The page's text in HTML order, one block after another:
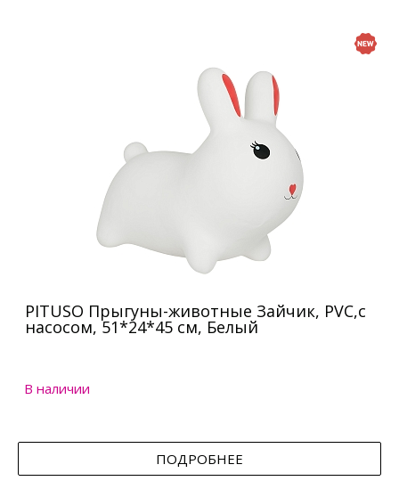
PITUSO Прыгуны-животные Зайчик, PVC,с
насосом, 51*24*45 см, Белый
В наличии
ПОДРОБНЕЕ